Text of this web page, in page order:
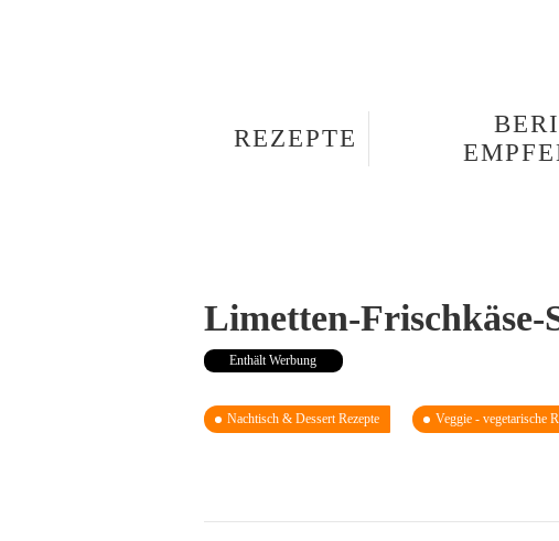
REZEPTE
Limetten-Frischkäse-
Enthält Werbung
Nachtisch & Dessert Rezepte Veggie - vegetarische